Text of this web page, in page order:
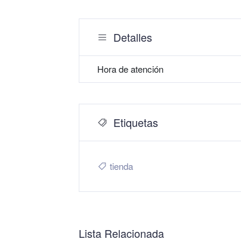
Detalles
Hora de atención
Etiquetas
tienda
Lista Relacionada